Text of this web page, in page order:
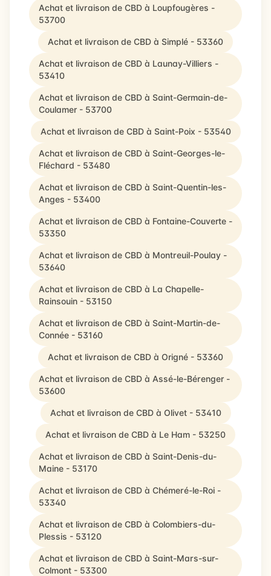
Achat et livraison de CBD à Loupfougères -
53700
Achat et livraison de CBD à Simplé - 53360
Achat et livraison de CBD à Launay-Villiers -
53410
Achat et livraison de CBD à Saint-Germain-de-
Coulamer - 53700
Achat et livraison de CBD à Saint-Poix - 53540
Achat et livraison de CBD à Saint-Georges-le-
Fléchard - 53480
Achat et livraison de CBD à Saint-Quentin-les-
Anges - 53400
Achat et livraison de CBD à Fontaine-Couverte -
53350
Achat et livraison de CBD à Montreuil-Poulay -
53640
Achat et livraison de CBD à La Chapelle-
Rainsouin - 53150
Achat et livraison de CBD à Saint-Martin-de-
Connée - 53160
Achat et livraison de CBD à Origné - 53360
Achat et livraison de CBD à Assé-le-Bérenger -
53600
Achat et livraison de CBD à Olivet - 53410
Achat et livraison de CBD à Le Ham - 53250
Achat et livraison de CBD à Saint-Denis-du-
Maine - 53170
Achat et livraison de CBD à Chémeré-le-Roi -
53340
Achat et livraison de CBD à Colombiers-du-
Plessis - 53120
Achat et livraison de CBD à Saint-Mars-sur-
Colmont - 53300